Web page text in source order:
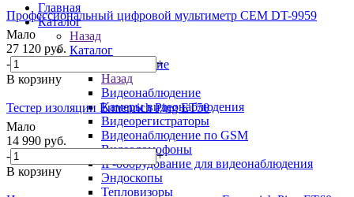
Главная
Каталог
Назад
Каталог
Видеонаблюдение
Назад
Видеонаблюдение
Камеры видеонаблюдения
Видеорегистраторы
Видеонаблюдение по GSM
Видеодомофоны
IP-оборудование для видеонаблюдения
Эндоскопы
Тепловизоры
Профессиональный цифровой мультиметр CEM DT-9959
Мало
27 120 руб.
-
+
В корзину
Тестер изоляции Ermenrich Ping ET50
Мало
14 990 руб.
-
+
В корзину